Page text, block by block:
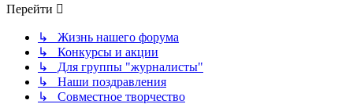
Перейти
↳ Жизнь нашего форума
↳ Конкурсы и акции
↳ Для группы "журналисты"
↳ Наши поздравления
↳ Совместное творчество